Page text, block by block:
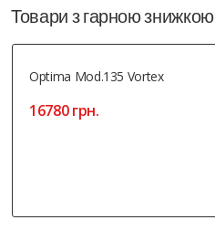
Товари з гарною знижкою
Optima Mod.135 Vortex
16780 грн.